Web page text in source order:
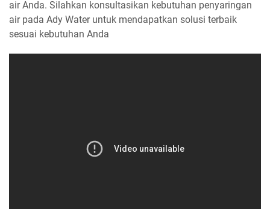
air Anda. Silahkan konsultasikan kebutuhan penyaringan
air pada Ady Water untuk mendapatkan solusi terbaik
sesuai kebutuhan Anda